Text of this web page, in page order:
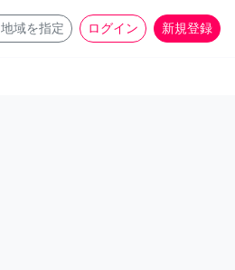
地域を指定 ログイン 新規登録